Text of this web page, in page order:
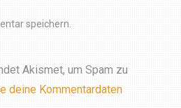
speichern.
Akismet, um Spam zu
deine Kommentardaten